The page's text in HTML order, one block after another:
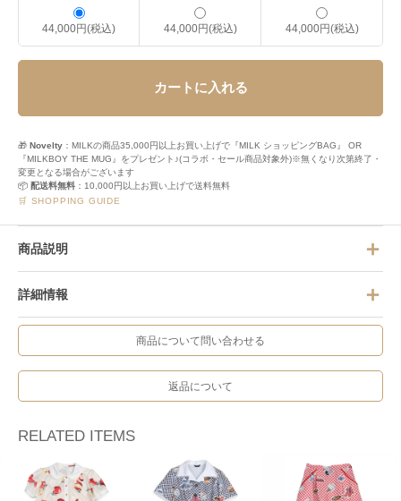
44,000円(税込) 44,000円(税込) 44,000円(税込)
カートに入れる
🎁 Novelty ：MILKの商品35,000円以上お買い上げで『MILK ショッピングBAG』 OR
『MILKBOY THE MUG』をプレゼント♪(コラボ・セール商品対象外)※無くなり次第終了・
変更となる場合がございます
📦 配送料無料 ：10,000円以上お買い上げで送料無料
🛒 SHOPPING GUIDE
商品説明
詳細情報
商品について問い合わせる
返品について
RELATED ITEMS